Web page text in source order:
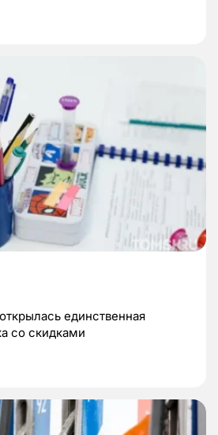
единственная
со скидками